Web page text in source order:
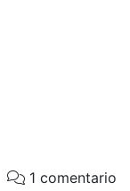
1 comentario